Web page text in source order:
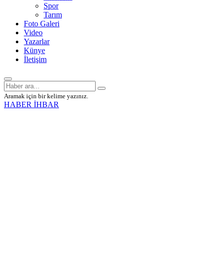
Spor
Tarım
Foto Galeri
Video
Yazarlar
Künye
İletişim
Aramak için bir kelime yazınız.
HABER İHBAR